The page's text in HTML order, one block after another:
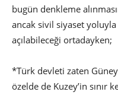
bugün denkleme
ancak sivil siyaset
açılabileceği ortadayken;
*Türk devleti zaten Güney
özelde de Kuzey’in sınır